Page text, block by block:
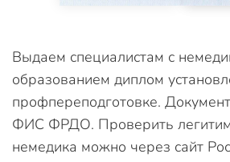
Выдаем специалистам с
образованием диплом
профпереподготовке.
ФИС ФРДО. Проверить
немедика можно через сайт